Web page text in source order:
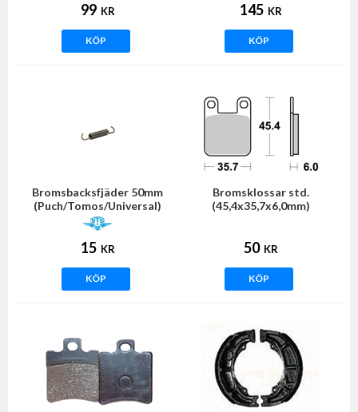
99 KR
KÖP
145 KR
KÖP
Bromsbacksfjäder 50mm
(Puch/Tomos/Universal)
15 KR
KÖP
Bromsklossar std.
(45,4x35,7x6,0mm)
50 KR
KÖP